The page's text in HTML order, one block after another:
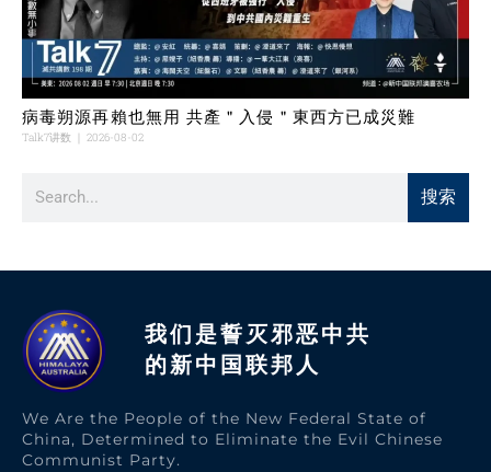
病毒朔源再賴也無用 共產＂入侵＂東西方已成災難
Talk7讲数 2026-08-02
搜索
我们是誓灭邪恶中共
的新中国联邦人​
We Are the People of the New Federal State of
China, Determined to Eliminate the Evil Chinese
Communist Party.